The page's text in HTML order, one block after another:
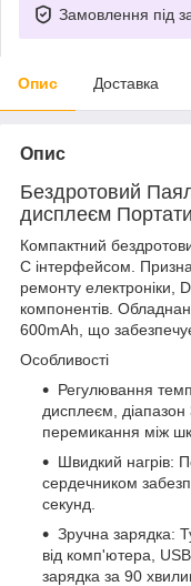
Замовлення під
Опис Доставка
Опис
Бездротовий
дисплеєм
Компактний
C інтерфейсом.
ремонту електроніки,
компонентів.
600mAh, що
Особливості
Регулювання
дисплеєм,
перемикання між
Швидкий нагрів:
сердечником
секунд.
Зручна зарядка:
від комп'ютера,
зарядка за 90